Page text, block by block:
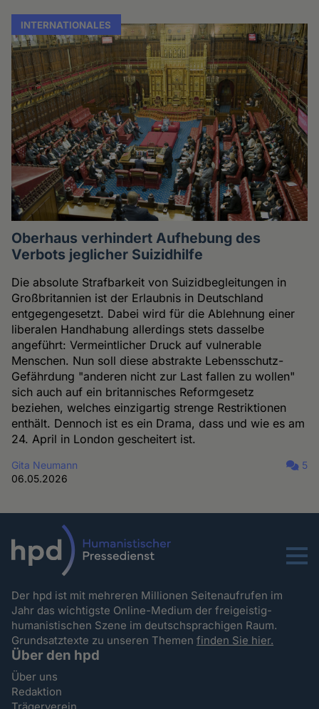
INTERNATIONALES
Oberhaus verhindert Aufhebung des
Verbots jeglicher Suizidhilfe
Die absolute Strafbarkeit von Suizidbegleitungen in
Großbritannien ist der Erlaubnis in Deutschland
entgegengesetzt. Dabei wird für die Ablehnung einer
liberalen Handhabung allerdings stets dasselbe
angeführt: Vermeintlicher Druck auf vulnerable
Menschen. Nun soll diese abstrakte Lebensschutz-
Gefährdung "anderen nicht zur Last fallen zu wollen"
sich auch auf ein britannisches Reformgesetz
beziehen, welches einzigartig strenge Restriktionen
enthält. Dennoch ist es ein Drama, dass und wie es am
24. April in London gescheitert ist.
Gita Neumann
06.05.2026
5
Menu
Der hpd ist mit mehreren Millionen Seitenaufrufen im
Jahr das wichtigste Online-Medium der freigeistig-
humanistischen Szene im deutschsprachigen Raum.
Grundsatztexte zu unseren Themenfinden Sie hier.
Über den hpd
Über uns
Redaktion